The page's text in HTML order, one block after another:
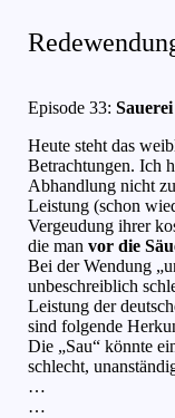
Episode 33: Sauerei
Heute steht das
Betrachtungen. Ich
Abhandlung nicht
Leistung (schon
Vergeudung ihrer
die man vor die
Bei der Wendung
unbeschreiblich
Leistung der
sind folgende
Die „Sau“ könnte
schlecht,
…
…